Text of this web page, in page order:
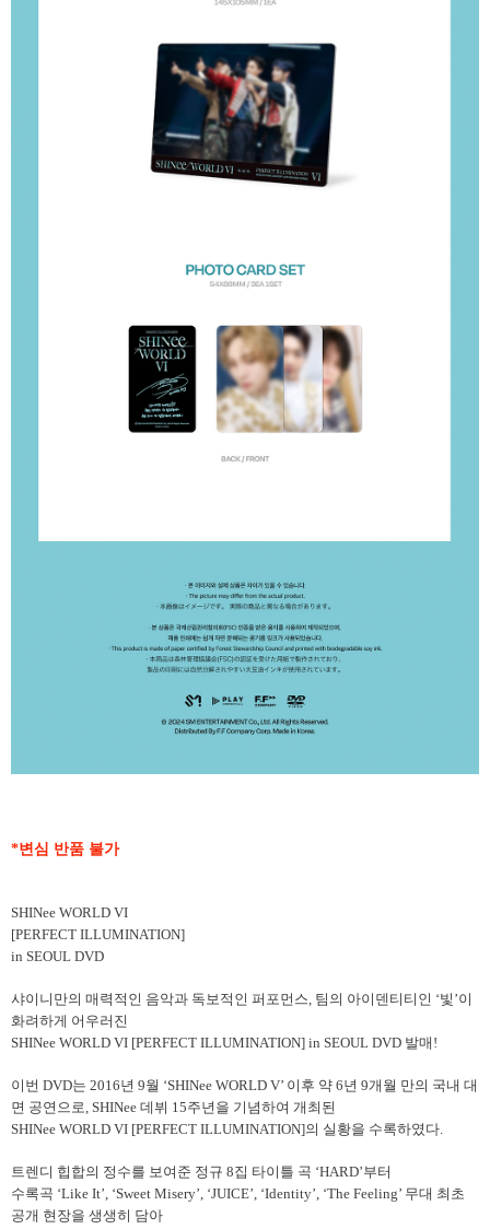
*변심 반품 불가
SHINee WORLD VI
[PERFECT ILLUMINATION]
in SEOUL DVD
샤이니만의 매력적인 음악과 독보적인 퍼포먼스, 팀의 아이덴티티인 ‘빛’이
화려하게 어우러진
SHINee WORLD VI [PERFECT ILLUMINATION] in SEOUL DVD 발매!
이번 DVD는 2016년 9월 ‘SHINee WORLD V’ 이후 약 6년 9개월 만의 국내 대
면 공연으로, SHINee 데뷔 15주년을 기념하여 개최된
SHINee WORLD VI [PERFECT ILLUMINATION]의 실황을 수록하였다.
트렌디 힙합의 정수를 보여준 정규 8집 타이틀 곡 ‘HARD’부터
수록곡 ‘Like It’, ‘Sweet Misery’, ‘JUICE’, ‘Identity’, ‘The Feeling’ 무대 최초
공개 현장을 생생히 담아